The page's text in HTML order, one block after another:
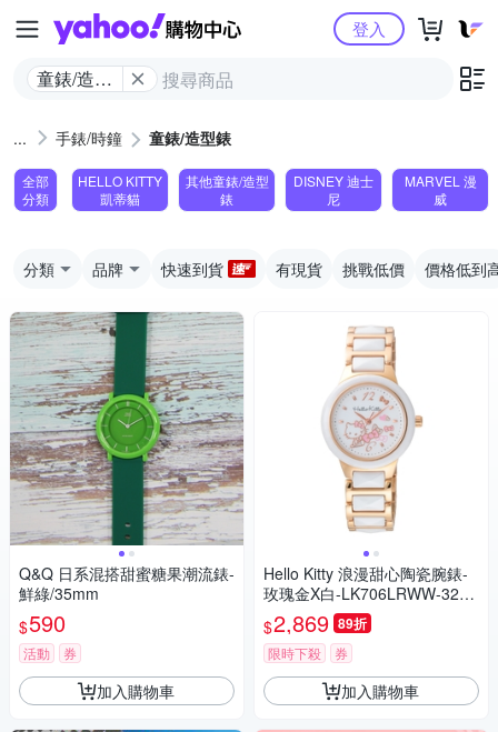
Yahoo購物中心
童錶/造型
登入
手錶/時鐘 童錶/造型錶
全部
分類
HELLO KITTY
凱蒂貓
其他童錶/造型
錶
DISNEY 迪士
尼
MARVEL 漫
威
分類 品牌 快速到貨 有現貨 挑戰低價 價格低到
Q&Q 日系混搭甜蜜糖果潮流錶-
鮮綠/35mm
$590
活動 券
加入購物車
Hello Kitty 浪漫甜心陶瓷腕錶-
玫瑰金X白-LK706LRWW-32m
m
$2,869 89折
限時下殺 券
加入購物車